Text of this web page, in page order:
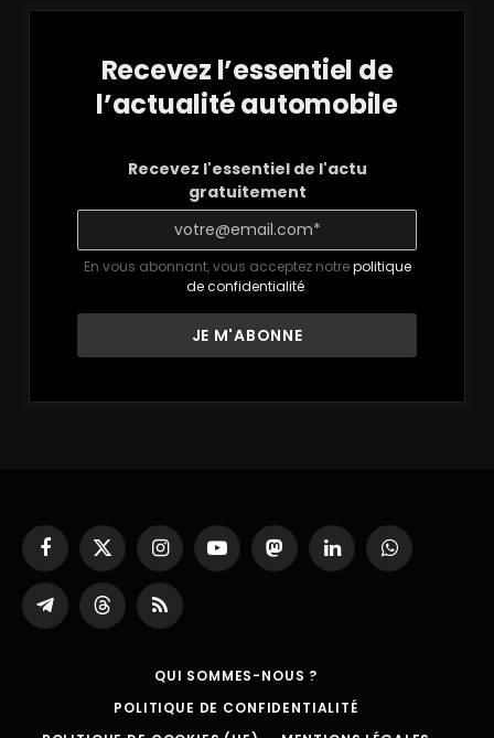
Recevez l’essentiel de
l’actualité automobile
Recevez l'essentiel de l'actu
gratuitement
En vous abonnant, vous acceptez notrepolitique
de confidentialité.
Facebook
X
(Twitter)
InstagramYouTubeMastodonLinkedInWhatsApp
Partager
sur
ThreadsRSS
QUI SOMMES-NOUS ?
POLITIQUE DE CONFIDENTIALITÉ